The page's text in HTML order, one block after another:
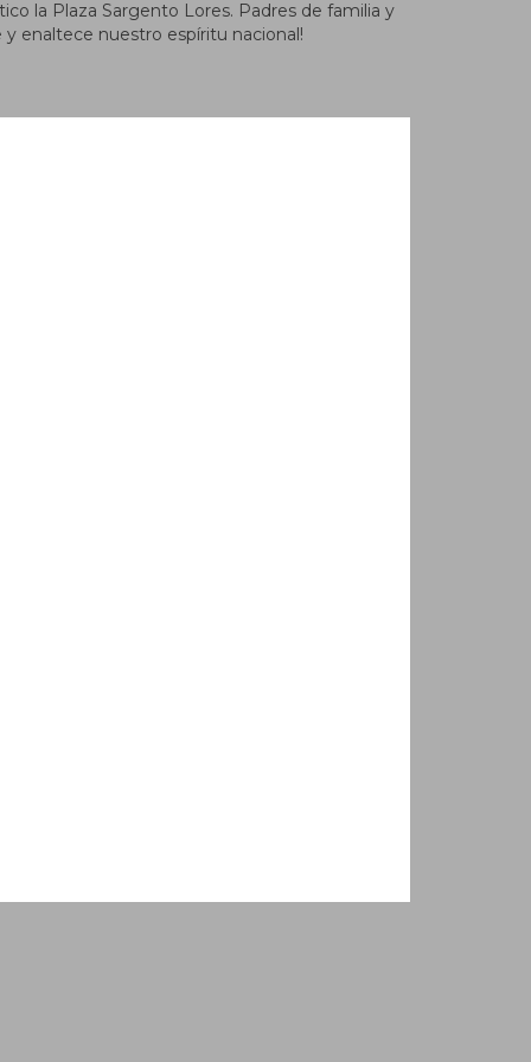
la Plaza Sargento Lores. Padres de familia y
enaltece nuestro espíritu nacional!